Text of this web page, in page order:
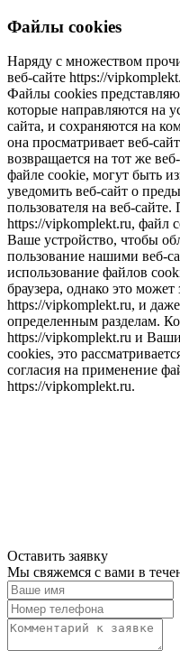
Файлы cookies
Наряду с множеством
веб-сайте https://
Файлы cookies
которые направляются на
сайта, и сохраняются на
она просматривает веб-
возвращается на тот же
файле cookie, могут быть
уведомить веб-сайт о
пользователя на веб-
https://vipkomplekt.ru, файл
Ваше устройство, чтобы
пользование нашими веб-
использование файлов
браузера, однако это
https://vipkomplekt.ru, и
определенным разделам.
https://vipkomplekt.ru и
cookies, это
согласия на применение
https://vipkomplekt.ru.
Оставить заявку
Мы свяжемся с вами в